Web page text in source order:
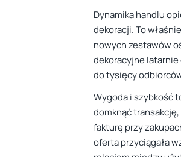
Dynamika handlu
dekoracji. To
nowych zestawów
dekoracyjne
do tysięcy
Wygoda i szybkość
domknąć
fakturę przy
oferta przyciągała